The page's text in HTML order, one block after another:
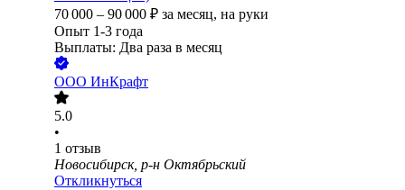
70 000 – 90 000 ₽ за месяц, на руки
Опыт 1-3 года
Выплаты: Два раза в месяц
ООО ИнКрафт
5.0
•
1 отзыв
Новосибирск, р-н Октябрьский
Откликнуться